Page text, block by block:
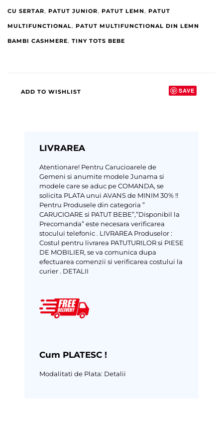
CU SERTAR, PATUT JUNIOR, PATUT LEMN, PATUT
MULTIFUNCTIONAL, PATUT MULTIFUNCTIONAL DIN LEMN
BAMBI CASHMERE, TINY TOTS BEBE
ADD TO WISHLIST SAVE
LIVRAREA
Atentionare! Pentru Carucioarele de
Gemeni si anumite modele Junama si
modele care se aduc pe COMANDA, se
solicita PLATA unui AVANS de MINIM 30% !!
Pentru Produsele din categoria ”
CARUCIOARE si PATUT BEBE”,”Disponibil la
Precomanda” este necesara verificarea
stocului telefonic . LIVRAREA Produselor :
Costul pentru livrarea PATUTURILOR si PIESE
DE MOBILIER, se va comunica dupa
efectuarea comenzii si verificarea costului la
curier . DETALII
Cum PLATESC !
Modalitati de Plata: Detalii